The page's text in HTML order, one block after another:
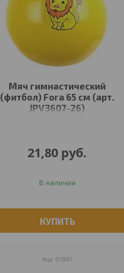
Мяч гимнастический
(фитбол) Fora 65 см (арт.
JPV3607-26)
21,80 руб.
В наличии
КУПИТЬ
01891